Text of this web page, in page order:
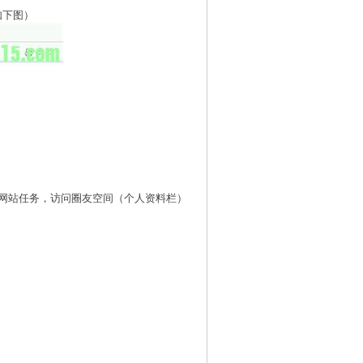
图）
任务，访问圈友空间（个人资料栏）